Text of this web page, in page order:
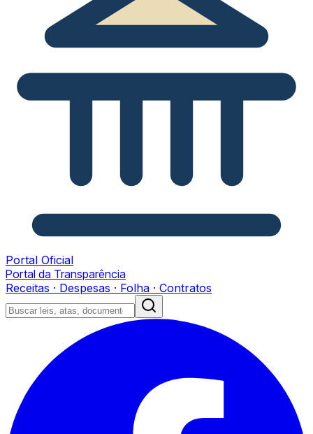
Portal Oficial
Portal da Transparência
Receitas · Despesas · Folha · Contratos